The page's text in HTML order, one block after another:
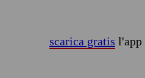
scarica gratis l'app